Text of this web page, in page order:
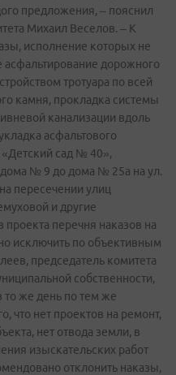
предложения, – пояснил
Михаил Веселов. – К
исполнение которых не
асфальтирование дорожного
тротуара по всей
камня, прокладка системы
канализации вдоль
асфальтового
сад № 40»,
дома № 9 до дома № 25а на ул.
пересечении улиц
и другие
проекта перечня наказов на
исключить по объективным
председатель комитета
собственности,
то же день по тем же
что нет проектов на ремонт,
нет отвода земли, в
изыскательских работ
отклонить наказы,